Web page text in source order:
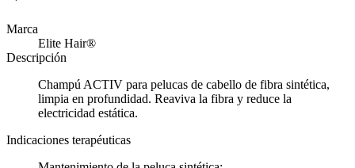
Marca
Elite Hair®
Descripción
Champú ACTIV para pelucas de cabello de fibra sintética,
limpia en profundidad. Reaviva la fibra y reduce la
electricidad estática.
Indicaciones terapéuticas